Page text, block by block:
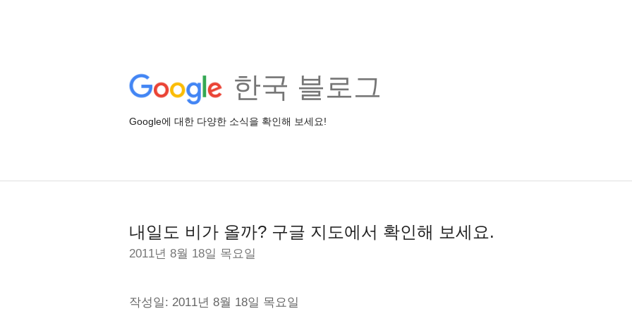
한국 블로그
Google에 대한 다양한 소식을 확인해 보세요!
내일도 비가 올까? 구글 지도에서 확인해 보세요.
2011년 8월 18일 목요일
작성일: 2011년 8월 18일 목요일